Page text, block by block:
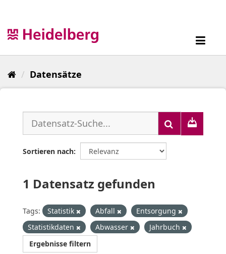
Datensätze
Sortieren nach
1 Datensatz gefunden
Tags: Statistik Abfall
Entsorgung
Statistikdaten
Abwasser
Jahrbuch
Ergebnisse filtern